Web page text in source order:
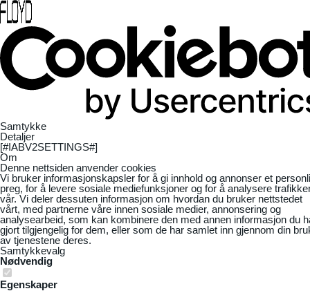
Samtykke
Detaljer
[#IABV2SETTINGS#]
Om
Denne nettsiden anvender cookies
Vi bruker informasjonskapsler for å gi innhold og annonser et
preg, for å levere sosiale mediefunksjoner og for å analysere
vår. Vi deler dessuten informasjon om hvordan du bruker nettstedet
vårt, med partnerne våre innen sosiale medier, annonsering og
analysearbeid, som kan kombinere den med annen informasjon du
gjort tilgjengelig for dem, eller som de har samlet inn gjennom din
av tjenestene deres.
Samtykkevalg
Nødvendig
Egenskaper